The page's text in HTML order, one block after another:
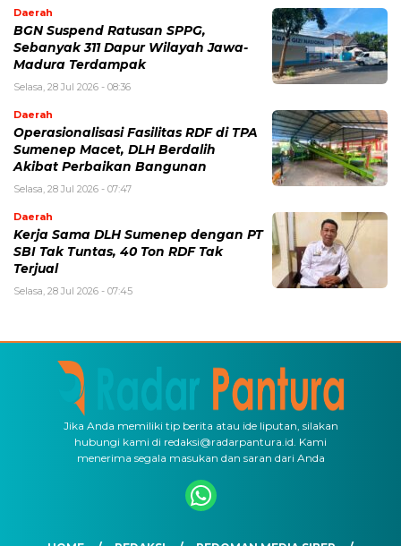
Daerah
BGN Suspend Ratusan SPPG,
Sebanyak 311 Dapur Wilayah Jawa-
Madura Terdampak
Selasa, 28 Jul 2026 - 08:36
Daerah
Operasionalisasi Fasilitas RDF di TPA
Sumenep Macet, DLH Berdalih
Akibat Perbaikan Bangunan
Selasa, 28 Jul 2026 - 07:47
Daerah
Kerja Sama DLH Sumenep dengan PT
SBI Tak Tuntas, 40 Ton RDF Tak
Terjual
Selasa, 28 Jul 2026 - 07:45
Jika Anda memiliki tip berita atau ide liputan, silakan
hubungi kami di redaksi@radarpantura.id. Kami
menerima segala masukan dan saran dari Anda